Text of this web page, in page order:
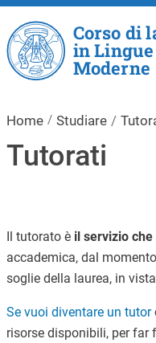
Corso di
in
Moderne
Home Studiare
Tutorati
Il tutorato è il servizio
accademica, dal
soglie della laurea, in
Se vuoi diventare un tutor
risorse disponibili, per